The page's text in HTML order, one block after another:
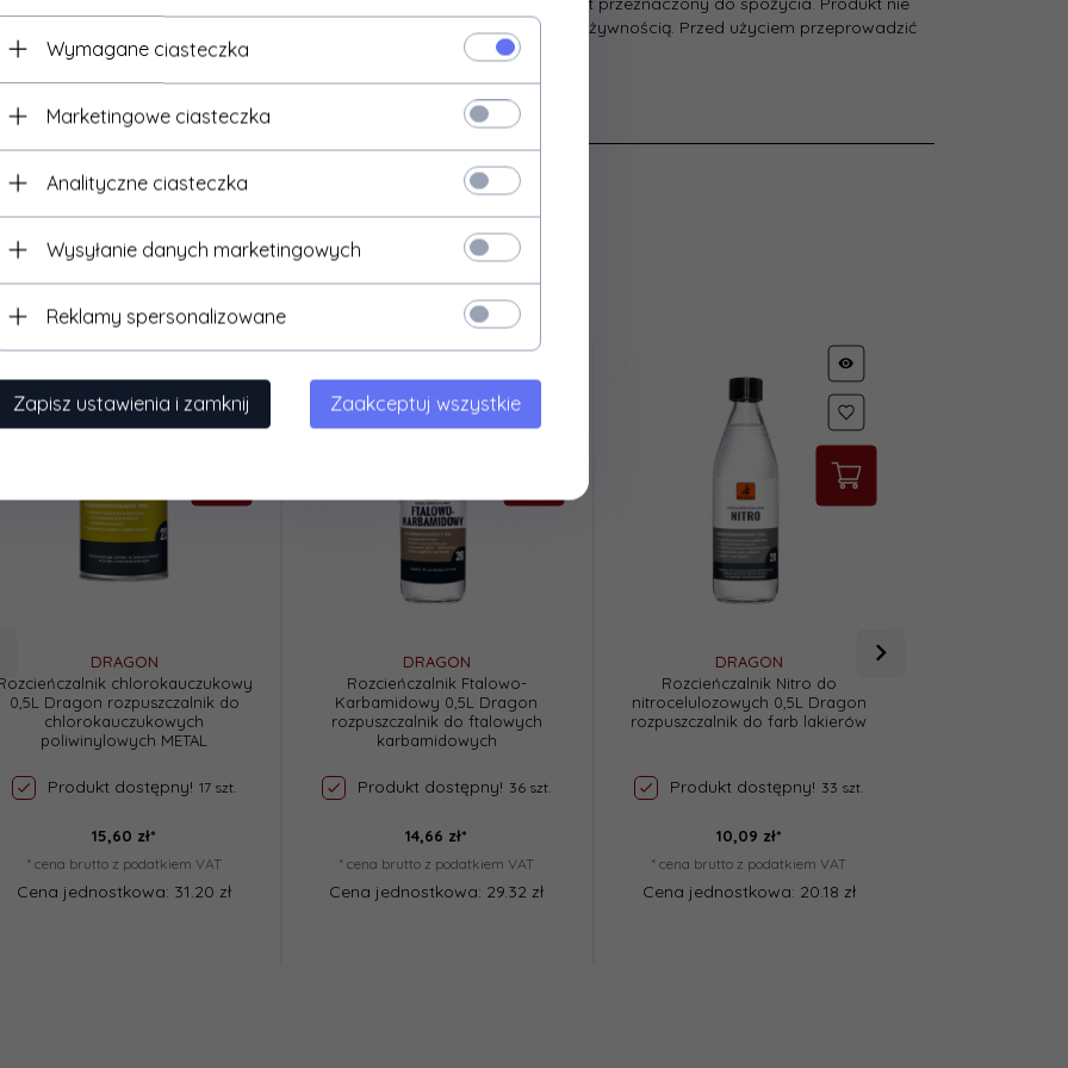
do stosowania na powierzchnie mające bezpośredni kontakt z żywnością. Przed użyciem przeprowadzić
użyciu małej ilości produktu.
które mogą Cię zainteresować
DRAGON
chlorokauczukowy
0,5L Dragon rozpuszczalnik do
chlorokauczukowych
poliwinylowych METAL
Produkt dostępny! 17 szt.
15,60 zł*
* cena brutto z podatkiem VAT
Cena jednostkowa: 31.20 zł
DRAGON
Rozcieńczalnik Ftalowo-
Karbamidowy 0,5L Dragon
rozpuszczalnik do ftalowych
karbamidowych
Produkt dostępny! 36 szt.
14,66 zł*
* cena brutto z podatkiem VAT
Cena jednostkowa: 29.32 zł
DRAGON
Rozcieńczalnik Nitro do
nitrocelulozowych 0,5L Dragon
rozpuszczalnik do farb lakierów
Produkt dostępny! 33 szt.
10,09 zł*
* cena brutto z podatkiem VAT
Cena jednostkowa: 20.18 zł
Wymagane ciasteczka
Marketingowe ciasteczka
Analityczne ciasteczka
Wysyłanie danych marketingowych
Reklamy spersonalizowane
Zapisz ustawienia i zamknij Zaakceptuj wszystkie